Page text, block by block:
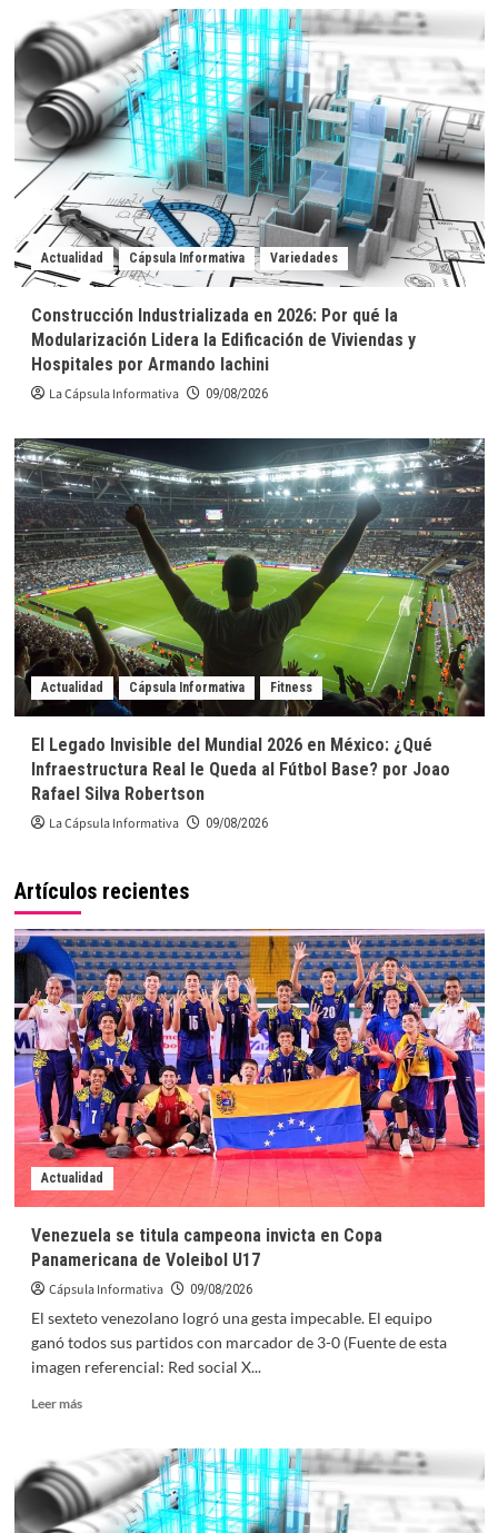
Actualidad Cápsula Informativa Variedades
Construcción Industrializada en 2026: Por qué la
Modularización Lidera la Edificación de Viviendas y
Hospitales por Armando Iachini
La Cápsula Informativa 09/08/2026
Actualidad Cápsula Informativa Fitness
El Legado Invisible del Mundial 2026 en México: ¿Qué
Infraestructura Real le Queda al Fútbol Base? por Joao
Rafael Silva Robertson
La Cápsula Informativa 09/08/2026
Artículos recientes
Actualidad
Venezuela se titula campeona invicta en Copa
Panamericana de Voleibol U17
Cápsula Informativa 09/08/2026
El sexteto venezolano logró una gesta impecable. El equipo
ganó todos sus partidos con marcador de 3-0 (Fuente de esta
imagen referencial: Red social X...
Leer másLeer
Venezuela
se
titula
campeona